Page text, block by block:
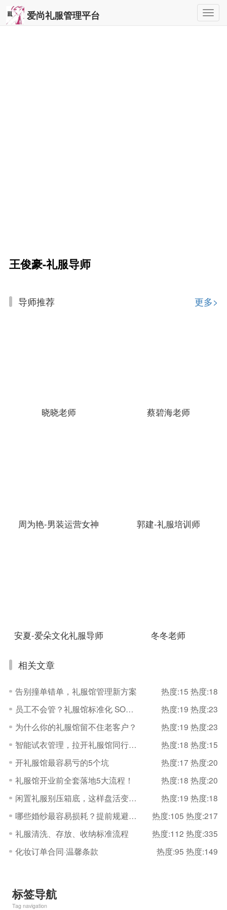
爱尚礼服管理平台
王俊豪-礼服导师
导师推荐 更多>
晓晓老师 蔡碧海老师
周为艳-男装运营女神 郭建-礼服培训师
安夏-爱朵文化礼服导师 冬冬老师
相关文章
告别撞单错单，礼服馆管理新方案 热度:15 热度:18
员工不会管？礼服馆标准化 SOP 直接抄
热度:19 热度:23
为什么你的礼服馆留不住老客户？
热度:19 热度:23
智能试衣管理，拉开礼服馆同行差距
热度:18 热度:15
开礼服馆最容易亏的5个坑
热度:17 热度:20
礼服馆开业前全套落地5大流程！
热度:18 热度:20
闲置礼服别压箱底，这样盘活变现金
热度:19 热度:18
哪些婚纱最容易损耗？提前规避减少损失
热度:105 热度:217
礼服清洗、存放、收纳标准流程
热度:112 热度:335
化妆订单合同·温馨条款
热度:95 热度:149
标签导航
Tag navigation